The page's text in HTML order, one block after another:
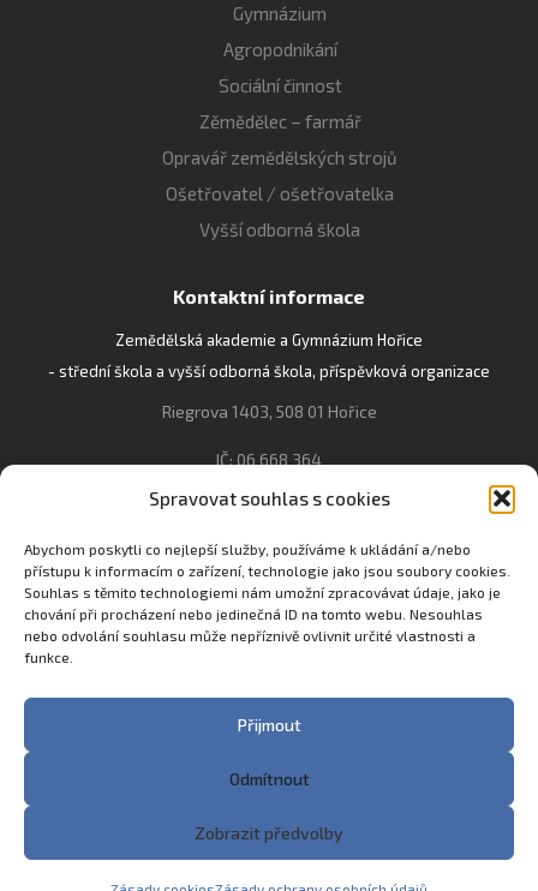
Spravovat souhlas s cookies
Abychom poskytli co nejlepší služby, používáme k ukládání a/nebo
přístupu k informacím o zařízení, technologie jako jsou soubory cookies.
Souhlas s těmito technologiemi nám umožní zpracovávat údaje, jako je
chování při procházení nebo jedinečná ID na tomto webu. Nesouhlas
nebo odvolání souhlasu může nepříznivě ovlivnit určité vlastnosti a
funkce.
Přijmout
Odmítnout
Zobrazit předvolby
Gymnázium
Agropodnikání
Sociální činnost
Zěmědělec – farmář
Opravář zemědělských strojů
Ošetřovatel / ošetřovatelka
Vyšší odborná škola
Kontaktní informace
Zemědělská akademie a Gymnázium Hořice
- střední škola a vyšší odborná škola, příspěvková organizace
Riegrova 1403, 508 01 Hořice
IČ: 06 668 364
493 623 021, 493 623 022
info@gozhorice.cz
www.zaghorice.cz
Pověřenec pro ochranu osobních údajů:
Innovation One s.r.o. IČO: 04734807 Březenecká 4808 430 04
Filip Šikola +420 775 992 451 filip.sikola@innone.cz
Hořice
Made with♥in Trutnov byeStation.cz